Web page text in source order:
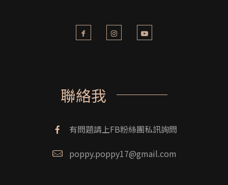
聯絡我
有問題請上FB粉絲團私訊詢問
poppy.poppy17@gmail.com